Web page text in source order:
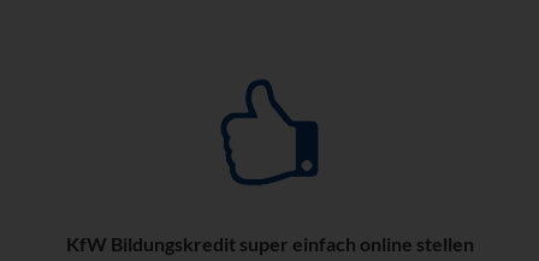
KfW Bildungskredit super einfach online stellen